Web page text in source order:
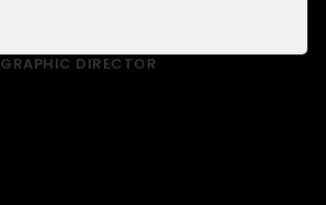
GRAPHIC DIRECTOR